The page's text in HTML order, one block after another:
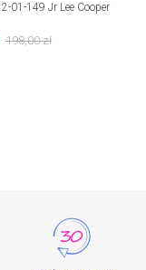
01-149 Jr Lee Cooper
198,00zł